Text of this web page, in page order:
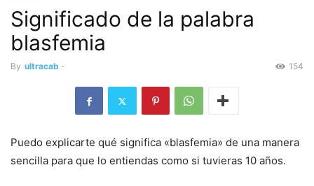
Significado de la palabra
blasfemia
By ultracab - 154
Puedo explicarte qué significa «blasfemia» de una manera
sencilla para que lo entiendas como si tuvieras 10 años.